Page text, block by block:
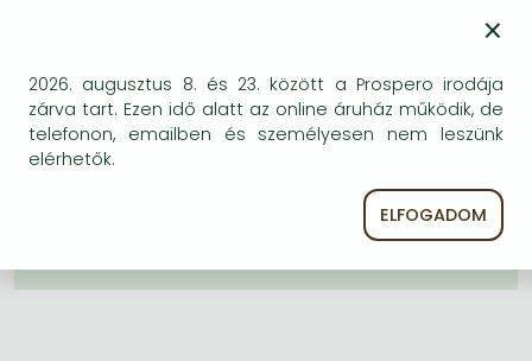
One-Punch Man manga
BESZEREZHETŐSÉG
Bizonytalan a beszerezhetőség. Érdemes még
egyszer keresni szerzővel és címmel. Ha nem talál
×
2026. augusztus 8. és 23. között a Prospero irodája
zárva tart. Ezen idő alatt az online áruház működik, de
telefonon, emailben és személyesen nem leszünk
elérhetők.
ELFOGADOM